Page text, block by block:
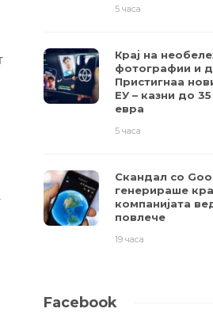
5 часа
Крај на
фотографии и
Пристигнаа
ЕУ – казни до
евра
5 часа
Скандал со
генерираше
компанијата
повлече
19 часа
Facebook